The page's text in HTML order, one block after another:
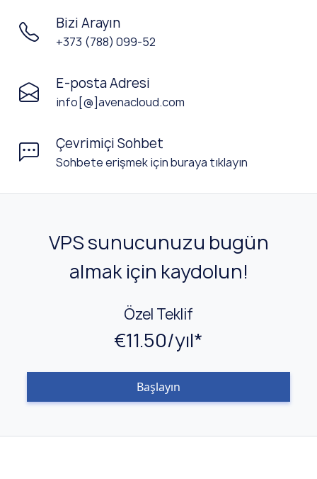
Bizi Arayın
+373 (788) 099-52
E-posta Adresi
info[@]avenacloud.com
Çevrimiçi Sohbet
Sohbete erişmek için buraya tıklayın
VPS sunucunuzu bugün
almak için kaydolun!
Özel Teklif
€11.50/yıl*
Başlayın